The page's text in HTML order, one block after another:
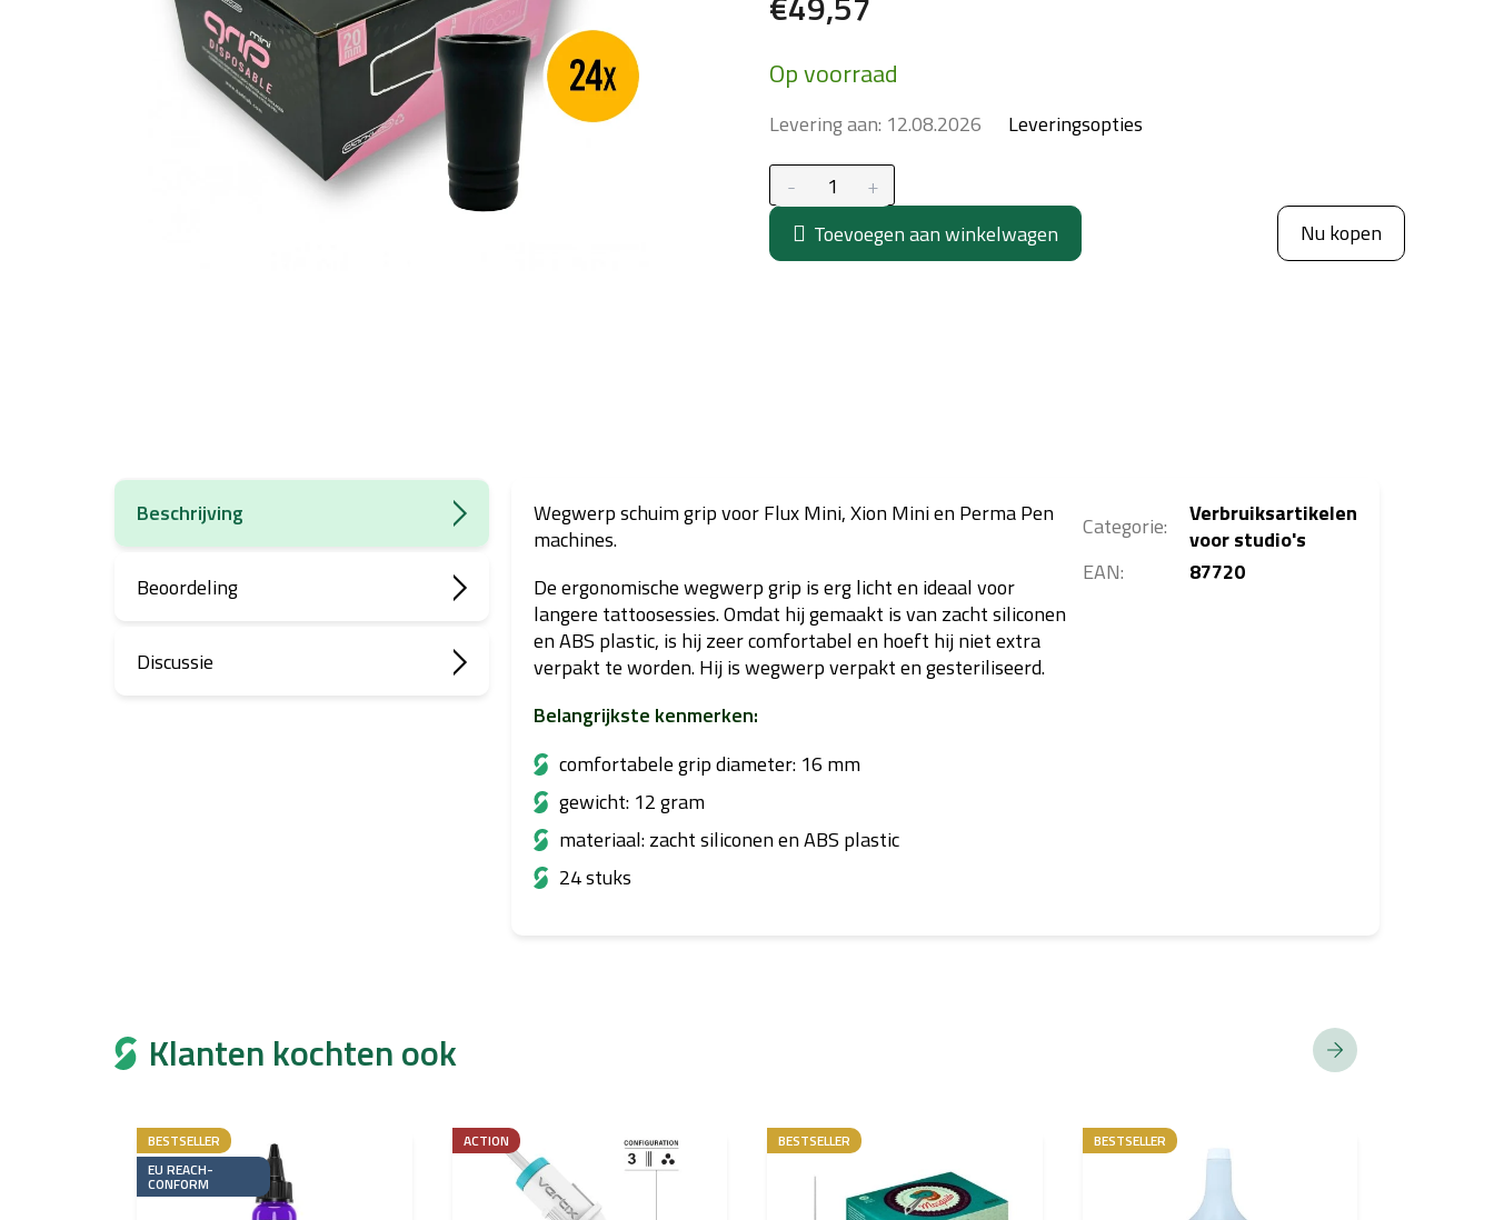
prijs:
Op voorraad
Levering aan: 12.08.2026 Leveringsopties
Toevoegen aan winkelwagen Nu kopen
Beschrijving
Beoordeling
Discussie
Wegwerp schuim grip voor Flux Mini, Xion Mini en Perma Pen
machines.
De ergonomische wegwerp grip is erg licht en ideaal voor
langere tattoosessies. Omdat hij gemaakt is van zacht siliconen
en ABS plastic, is hij zeer comfortabel en hoeft hij niet extra
verpakt te worden. Hij is wegwerp verpakt en gesteriliseerd.
Belangrijkste kenmerken:
comfortabele grip diameter: 16 mm
gewicht: 12 gram
materiaal: zacht siliconen en ABS plastic
24 stuks
Categorie:
Verbruiksartikelen
voor studio's
EAN: 87720
Klanten kochten ook
BESTSELLER
EU REACH-
CONFORM
ACTION BESTSELLER BESTSELLER